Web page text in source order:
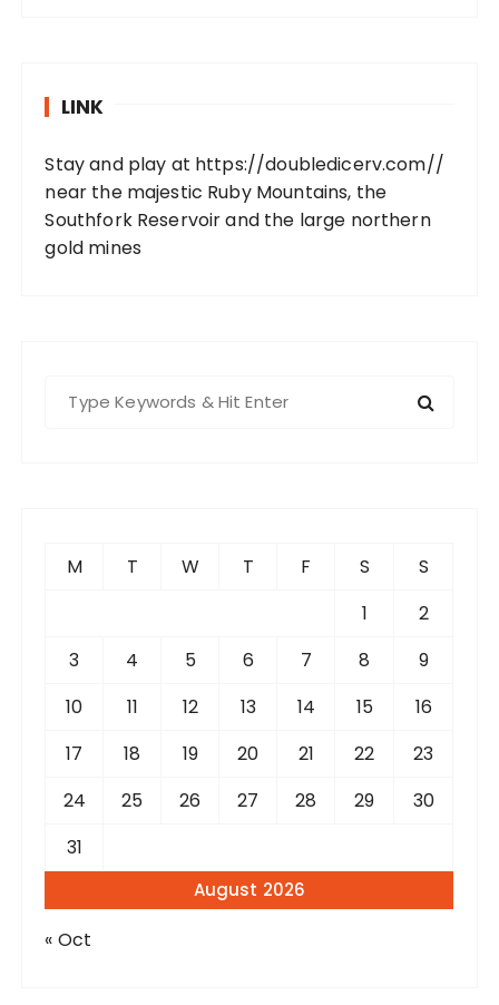
LINK
Stay and play at https://doubledicerv.com//
near the majestic Ruby Mountains, the
Southfork Reservoir and the large northern
gold mines
August 2026
M T W T F S
S
1
2
3
4 5 6 7 8
9
10
11 12 13 14 15
16
17
18 19 20 21 22
23
24
25 26 27 28 29
30
31
« Oct